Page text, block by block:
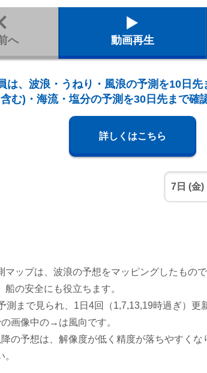
へ 動画再生
は、波浪・うねり・風浪の予測を10日
含む)・海流・塩分の予測を30日先まで確
詳しくはこちら
マップは、波浪の予想をマッピングしたもの
船の安全にも役立ちます。
測まで見られ、1日4回（1,7,13,19時過ぎ）更
画像中の→は風向です。
の予想は、解像度が低く精度が落ちやすくな